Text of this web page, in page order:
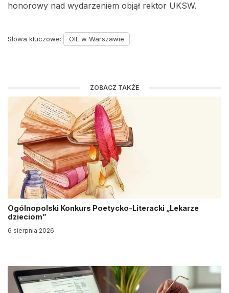
honorowy nad wydarzeniem objął rektor UKSW.
Słowa kluczowe: OIL w Warszawie
ZOBACZ TAKŻE
Ogólnopolski Konkurs Poetycko-Literacki „Lekarze
dzieciom”
6 sierpnia 2026